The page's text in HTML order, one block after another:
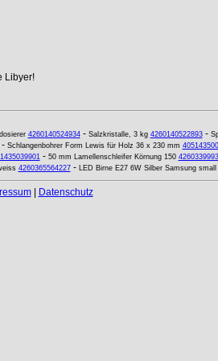
Libyer!
4260140524934- Salzkristalle, 3 kg 4260140522893-
Schlangenbohrer Form Lewis für Holz 36 x 230 mm
- 50 mm Lamellenschleifer Körnung 150
4260365564227- LED Birne E27 6W Silber Samsung
| Datenschutz